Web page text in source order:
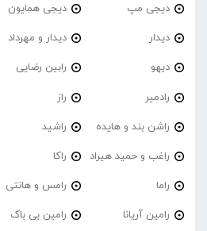
دیجی مپ دیجی همایون
دیدار دیدار و مهرداد
دیهو رابین رضایی
رادمیر راز
راشن بند و هایده راشید
راغب و حمید هیراد راکا
راما رامس و هانتی
رامین آریانا رامین بی باک